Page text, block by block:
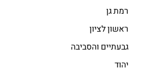
רמת גן
ראשון לציון
גבעתיים והסביבה
יהוד